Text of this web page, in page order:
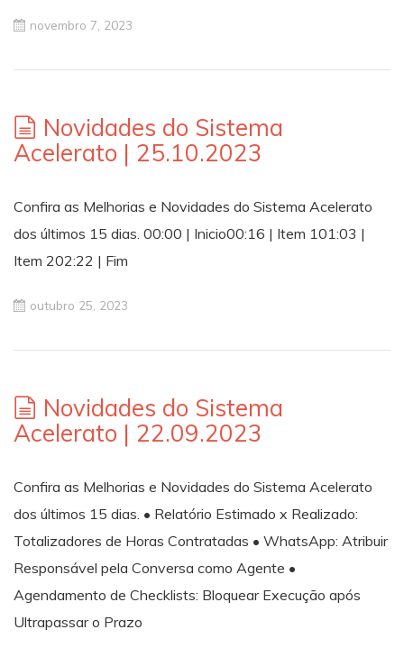
novembro 7, 2023
Novidades do Sistema
Acelerato | 25.10.2023
Confira as Melhorias e Novidades do Sistema Acelerato
dos últimos 15 dias. 00:00 | Inicio00:16 | Item 101:03 |
Item 202:22 | Fim
outubro 25, 2023
Novidades do Sistema
Acelerato | 22.09.2023
Confira as Melhorias e Novidades do Sistema Acelerato
dos últimos 15 dias. • Relatório Estimado x Realizado:
Totalizadores de Horas Contratadas • WhatsApp: Atribuir
Responsável pela Conversa como Agente •
Agendamento de Checklists: Bloquear Execução após
Ultrapassar o Prazo